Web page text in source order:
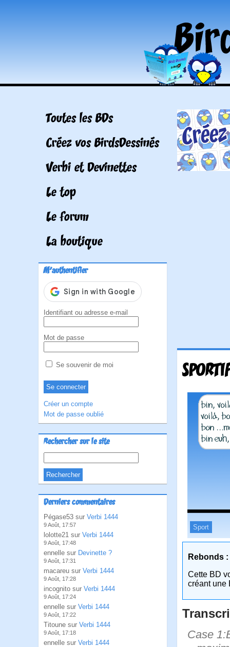
Toutes les BDs
Créez vos BirdsDessinés
Verbi et Devinettes
Le top
Le forum
La boutique
M'authentifier
Identifiant ou adresse e-mail
Mot de passe
Se souvenir de moi
Créer un compte
Mot de passe oublié
Rechercher sur le site
Derniers commentaires
Pégase53 sur Verbi 1444
9 Août, 17:57
lolotte21 sur Verbi 1444
9 Août, 17:48
ennelle sur Devinette ?
9 Août, 17:31
macareu sur Verbi 1444
9 Août, 17:28
incognito sur Verbi 1444
9 Août, 17:24
ennelle sur Verbi 1444
9 Août, 17:22
Titoune sur Verbi 1444
9 Août, 17:18
ennelle sur Verbi 1444
Sport
Rebonds :
Cette BD
créant une
Case